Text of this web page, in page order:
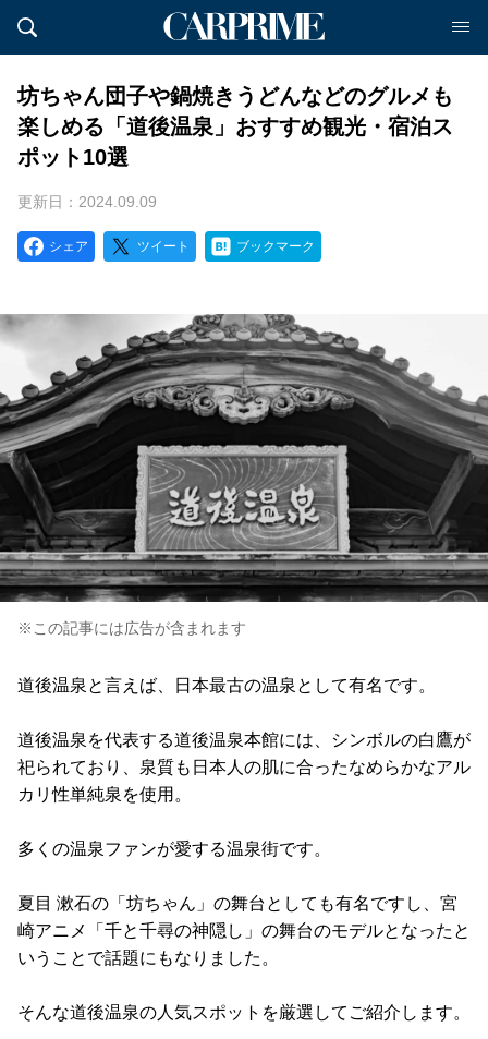
坊ちゃん団子や鍋焼きうどんなどのグルメも
楽しめる「道後温泉」おすすめ観光・宿泊ス
ポット10選
更新日：2024.09.09
シェア ツイート ブックマーク
※この記事には広告が含まれます
道後温泉と言えば、日本最古の温泉として有名です。
道後温泉を代表する道後温泉本館には、シンボルの白鷹が
祀られており、泉質も日本人の肌に合ったなめらかなアル
カリ性単純泉を使用。
多くの温泉ファンが愛する温泉街です。
夏目 漱石の「坊ちゃん」の舞台としても有名ですし、宮
崎アニメ「千と千尋の神隠し」の舞台のモデルとなったと
いうことで話題にもなりました。
そんな道後温泉の人気スポットを厳選してご紹介します。